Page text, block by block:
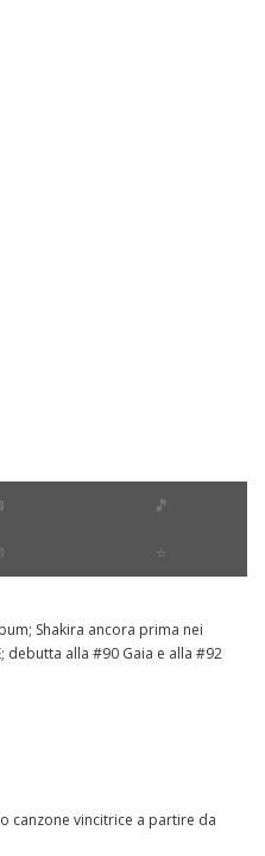
🎵
⭐️
Shakira ancora prima nei
debutta alla #90 Gaia e alla #92
canzone vincitrice a partire da